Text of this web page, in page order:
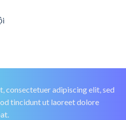
consectetuer adipiscing elit, sed
tincidunt ut laoreet dolore